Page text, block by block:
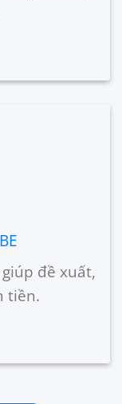
đề xuất,
tiền.